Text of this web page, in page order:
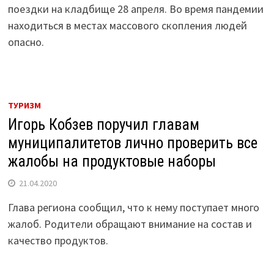
поездки на кладбище 28 апреля. Во время пандемии
находиться в местах массового скопления людей
опасно.
ТУРИЗМ
Игорь Кобзев поручил главам
муниципалитетов лично проверить все
жалобы на продуктовые наборы
21.04.2020
Глава региона сообщил, что к нему поступает много
жалоб. Родители обращают внимание на состав и
качество продуктов.